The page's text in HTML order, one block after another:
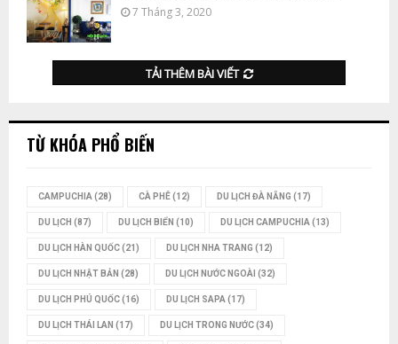
7 Tháng 3, 2020
TẢI THÊM BÀI VIẾT
TỪ KHÓA PHỔ BIẾN
CAMPUCHIA (28) CÀ PHÊ(12) DU LỊCH ĐÀ NẴNG (17)
DU LỊCH (87) DU LỊCH BIỂN (10) DU LỊCH CAMPUCHIA (13)
DU LỊCH HÀN QUỐC(21) DU LỊCH NHA TRANG (12)
DU LỊCH NHẬT BẢN (28) DU LỊCH NƯỚC NGOÀI (32)
DU LỊCH PHÚ QUỐC(16) DU LỊCH SAPA (17)
DU LỊCH THÁI LAN (17) DU LỊCH TRONG NƯỚC(34)